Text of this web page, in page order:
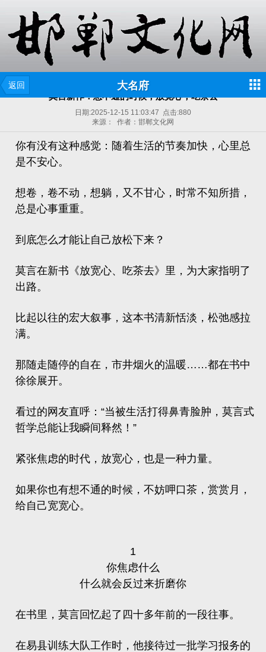
返回 大名府
莫言新作：想不通的时候，放宽心，吃茶去
日期:2025-12-15 11:03:47 点击:880
来源： 作者：邯郸文化网
你有没有这种感觉：随着生活的节奏加快，心里总
是不安心。
想卷，卷不动，想躺，又不甘心，时常不知所措，
总是心事重重。
到底怎么才能让自己放松下来？
莫言在新书《放宽心、 吃茶去》里，为大家指明了
出路。
比起以往的宏大叙事，这本书清新恬淡，松弛感拉
满。
那随走随停的自在，市井烟火的温暖……都在书中
徐徐展开。
看过的网友直呼：“当被生活打得鼻青脸肿，莫言式
哲学总能让我瞬间释然！”
紧张焦虑的时代，放宽心，也是一种力量。
如果你也有想不通的时候，不妨呷口茶，赏赏月，
给自己宽宽心。
1
你焦虑什么
什么就会反过来折磨你
在书里，莫言回忆起了四十多年前的一段往事。
在易县训练大队工作时，他接待过一批学习报务的